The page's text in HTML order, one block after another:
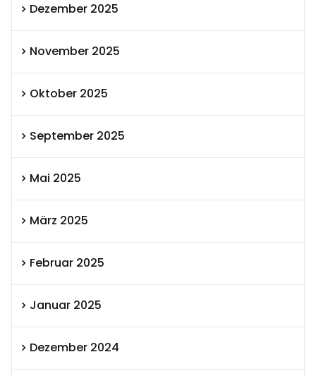
Dezember 2025
November 2025
Oktober 2025
September 2025
Mai 2025
März 2025
Februar 2025
Januar 2025
Dezember 2024